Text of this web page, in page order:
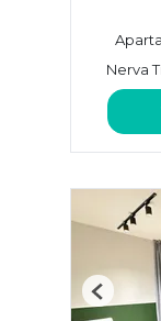
Nerva
Previous